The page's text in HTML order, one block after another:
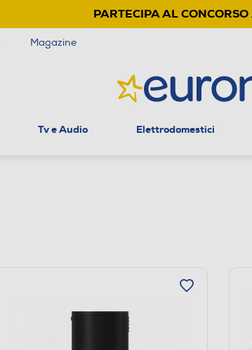
PARTECIPA AL
Magazine
Tv e Audio Elettrodomestici